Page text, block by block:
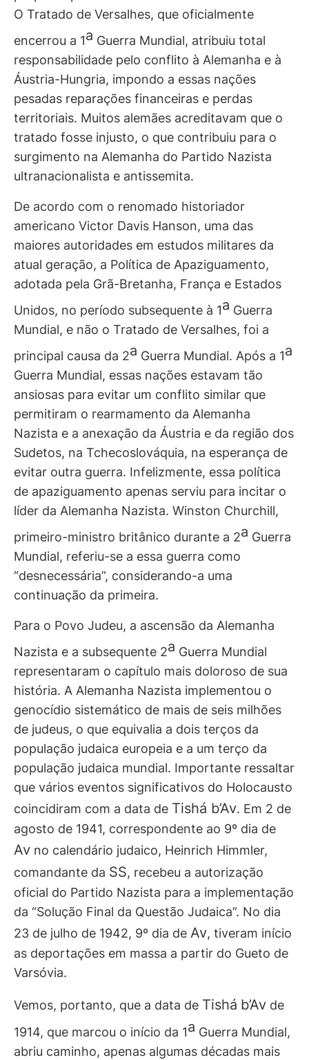
O Tratado de Versalhes, que oficialmente
encerrou a 1a Guerra Mundial, atribuiu total
responsabilidade pelo conflito à Alemanha e à
Áustria-Hungria, impondo a essas nações
pesadas reparações financeiras e perdas
territoriais. Muitos alemães acreditavam que o
tratado fosse injusto, o que contribuiu para o
surgimento na Alemanha do Partido Nazista
ultranacionalista e antissemita.
De acordo com o renomado historiador
americano Victor Davis Hanson, uma das
maiores autoridades em estudos militares da
atual geração, a Política de Apaziguamento,
adotada pela Grã-Bretanha, França e Estados
Unidos, no período subsequente à 1a Guerra
Mundial, e não o Tratado de Versalhes, foi a
principal causa da 2a Guerra Mundial. Após a 1a
Guerra Mundial, essas nações estavam tão
ansiosas para evitar um conflito similar que
permitiram o rearmamento da Alemanha
Nazista e a anexação da Áustria e da região dos
Sudetos, na Tchecoslováquia, na esperança de
evitar outra guerra. Infelizmente, essa política
de apaziguamento apenas serviu para incitar o
líder da Alemanha Nazista. Winston Churchill,
primeiro-ministro britânico durante a 2a Guerra
Mundial, referiu-se a essa guerra como
“desnecessária”, considerando-a uma
continuação da primeira.
Para o Povo Judeu, a ascensão da Alemanha
Nazista e a subsequente 2a Guerra Mundial
representaram o capítulo mais doloroso de sua
história. A Alemanha Nazista implementou o
genocídio sistemático de mais de seis milhões
de judeus, o que equivalia a dois terços da
população judaica europeia e a um terço da
população judaica mundial. Importante ressaltar
que vários eventos significativos do Holocausto
coincidiram com a data de Tishá b’Av. Em 2 de
agosto de 1941, correspondente ao 9º dia de
Av no calendário judaico, Heinrich Himmler,
comandante da SS, recebeu a autorização
oficial do Partido Nazista para a implementação
da “Solução Final da Questão Judaica”. No dia
23 de julho de 1942, 9º dia de Av, tiveram início
as deportações em massa a partir do Gueto de
Varsóvia.
Vemos, portanto, que a data de Tishá b’Av de
1914, que marcou o início da 1a Guerra Mundial,
abriu caminho, apenas algumas décadas mais